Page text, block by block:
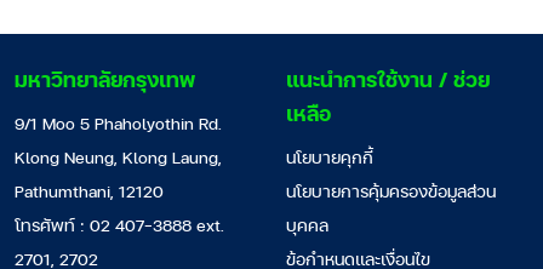
มหาวิทยาลัยกรุงเทพ
9/1 Moo 5 Phaholyothin Rd.
Klong Neung, Klong Laung,
Pathumthani, 12120
โทรศัพท์ : 02 407-3888 ext.
2701, 2702
แนะนำการใช้งาน / ช่วย
เหลือ
นโยบายคุกกี้
นโยบายการคุ้มครองข้อมูลส่วน
บุคคล
ข้อกำหนดและเงื่อนไข